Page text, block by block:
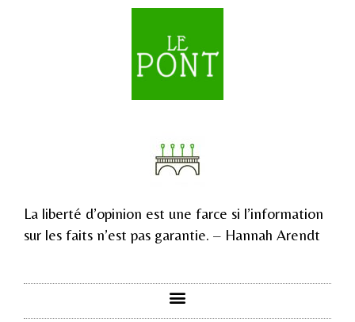
La liberté d’opinion est une farce si l’information
sur les faits n’est pas garantie. – Hannah Arendt